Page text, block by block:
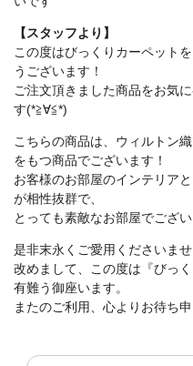
【スタッフより】
この度はびっくりカーペット
うございます！
ご注文頂きました商品をお気
す(*≧∀≦*)
こちらの商品は、ウィルトン
をもつ商品でございます！
お客様のお部屋のインテリア
が相性抜群で、
とっても素敵なお部屋でござ
是非末永くご愛用くださいませ
改めまして、この度は『びっ
有難う御座います。
またのご利用、心よりお待ち